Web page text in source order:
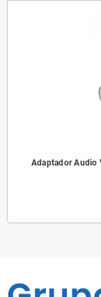
Adaptador Audio